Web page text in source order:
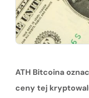
ATH Bitcoina
ceny tej